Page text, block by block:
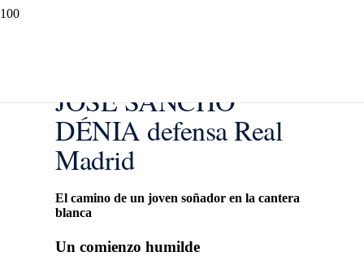
JOSÉ SANCHO
DÉNIA defensa Real
Madrid
El camino de un joven soñador en la cantera
blanca
Un comienzo humilde